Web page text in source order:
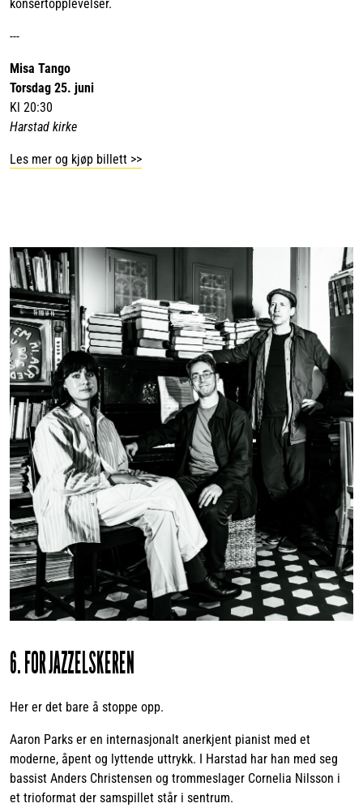
konsertopplevelser.
---
Misa Tango
Torsdag 25. juni
Kl 20:30
Harstad kirke
Les mer og kjøp billett >>
6. FOR JAZZELSKEREN
Her er det bare å stoppe opp.
Aaron Parks er en internasjonalt anerkjent pianist med et
moderne, åpent og lyttende uttrykk. I Harstad har han med seg
bassist Anders Christensen og trommeslager Cornelia Nilsson i
et trioformat der samspillet står i sentrum.